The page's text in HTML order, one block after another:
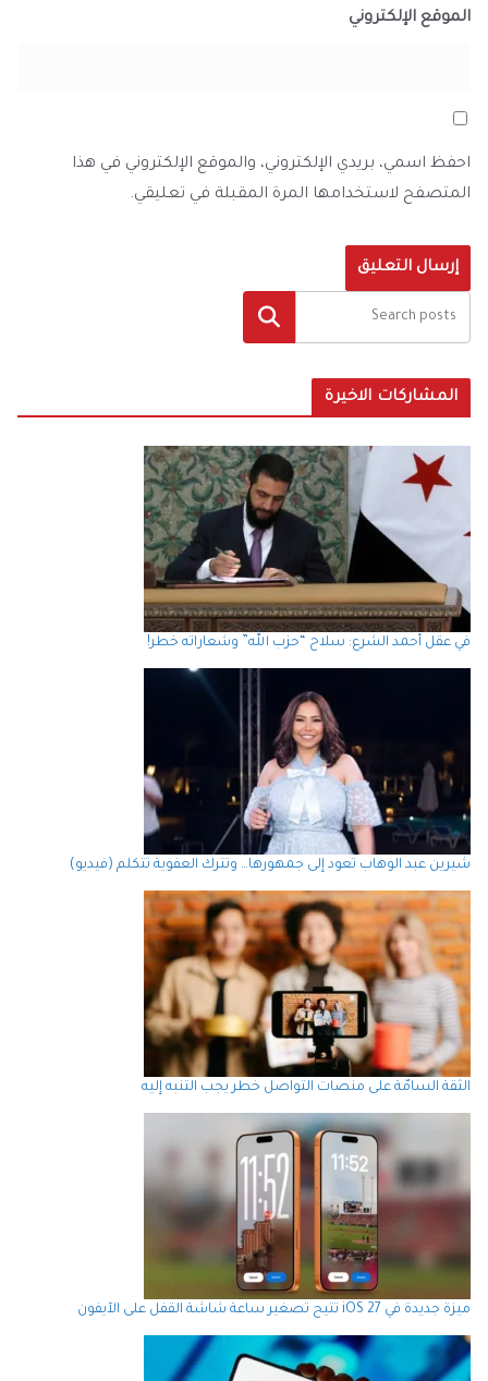
الموقع الإلكتروني
احفظ اسمي، بريدي الإلكتروني، والموقع الإلكتروني في هذا
المتصفح لاستخدامها المرة المقبلة في تعليقي.
البحث
المشاركات الاخيرة
في عقل أحمد الشرع: سلاح “حزب الله” وشعاراته خطر!
شيرين عبد الوهاب تعود إلى جمهورها… وتترك العفوية تتكلم (فيديو)
الثقة السامّة على منصات التواصل خطر يجب التنبه إليه
ميزة جديدة في iOS 27 تتيح تصغير ساعة شاشة القفل على الآيفون